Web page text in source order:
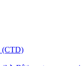
(CTD)